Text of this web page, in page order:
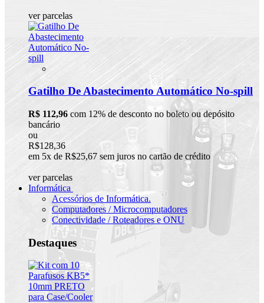
ver parcelas
Gatilho De Abastecimento Automático No-spill
R$ 112,96 com 12% de desconto no boleto ou depósito
bancário
ou
R$128,36
em 5x de R$25,67 sem juros no cartão de crédito
ver parcelas
Informática
Acessórios de Informática.
Computadores / Microcomputadores
Conectividade / Roteadores e ONU
Destaques